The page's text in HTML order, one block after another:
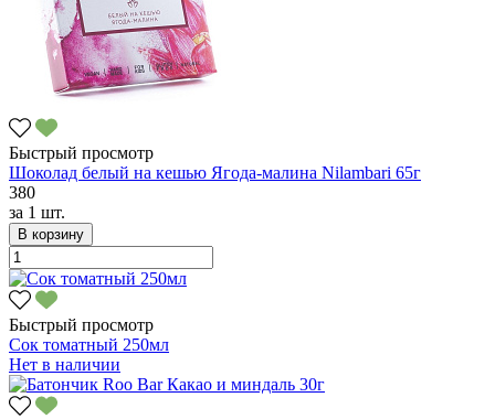
Быстрый просмотр
Шоколад белый на кешью Ягода-малина Nilambari 65г
380
за 1 шт.
В корзину
Быстрый просмотр
Сок томатный 250мл
Нет в наличии